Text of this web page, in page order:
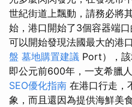
世紀街道上飄動，請務必將
始，港口開始了3個容器端口
可以開始發現法國最大的港
盤 墓地購置建議 Port），該
即公元前600年，一支希臘
SEO優化指南 在港口行走，
象，而且還因為提供海鮮美